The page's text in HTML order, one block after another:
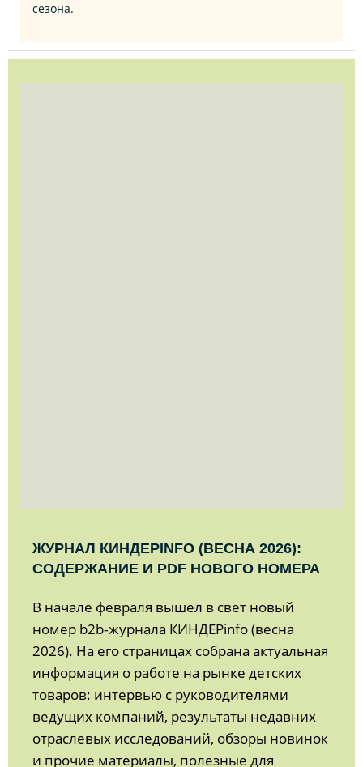
сезона.
ЖУРНАЛ КИНДЕРINFO (ВЕСНА 2026):
СОДЕРЖАНИЕ И PDF НОВОГО НОМЕРА
В начале февраля вышел в свет новый
номер b2b‑журнала КИНДЕРinfo (весна
2026). На его страницах собрана актуальная
информация о работе на рынке детских
товаров: интервью с руководителями
ведущих компаний, результаты недавних
отраслевых исследований, обзоры новинок
и прочие материалы, полезные для